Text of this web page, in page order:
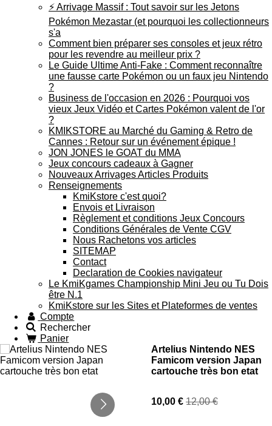
⚡ Arrivage Massif : Tout savoir sur les Jetons
Pokémon Mezastar (et pourquoi les collectionneurs
s'a
Comment bien préparer ses consoles et jeux rétro
pour les revendre au meilleur prix ?
Le Guide Ultime Anti-Fake : Comment reconnaître
une fausse carte Pokémon ou un faux jeu Nintendo
?
Business de l'occasion en 2026 : Pourquoi vos
vieux Jeux Vidéo et Cartes Pokémon valent de l'or
?
KMIKSTORE au Marché du Gaming & Retro de
Cannes : Retour sur un événement épique !
JON JONES le GOAT du MMA
Jeux concours cadeaux à Gagner
Nouveaux Arrivages Articles Produits
Renseignements
KmiKstore c'est quoi?
Envois et Livraison
Règlement et conditions Jeux Concours
Conditions Générales de Vente CGV
Nous Rachetons vos articles
SITEMAP
Contact
Declaration de Cookies navigateur
Le KmiKgames Championship Mini Jeu ou Tu Dois
être N.1
KmiKstore sur les Sites et Plateformes de ventes
Compte
Rechercher
Panier
Artelius Nintendo NES
Famicom version Japan
cartouche très bon etat
10,00 € 12,00 €